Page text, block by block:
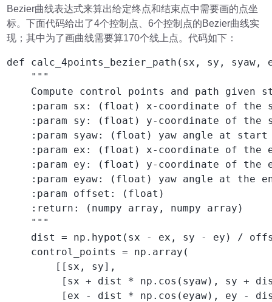
Bezier曲线表达式来算出给定终点和结束点中需要画的点坐
标。下面代码给出了4个控制点、6个控制点的Bezier曲线实
现；其中为了画曲线需要算170个线上点。代码如下：
def calc_4points_bezier_path(sx, sy,
    """
Compute control points and path given
:param sx: (float) x-coordinate of the
:param sy: (float) y-coordinate of the
    :param syaw: (float) yaw angle at start
:param ex: (float) x-coordinate of the
:param ey: (float) y-coordinate of the
:param eyaw: (float) yaw angle at the
    :param offset: (float)
    :return: (numpy array, numpy array)
    """
dist = np.hypot(sx - ex, sy - ey) /
    control_points = np.array(
        [[sx, sy],
[sx + dist * np.cos(syaw), sy +
[ex - dist * np.cos(eyaw), ey -